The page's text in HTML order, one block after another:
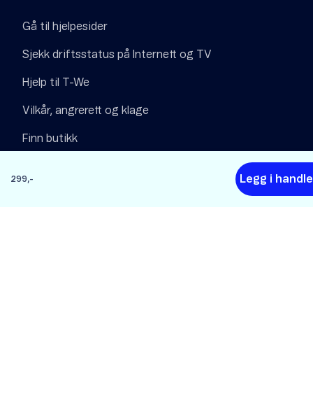
299,- Legg i
Gå til hjelpesider
Sjekk driftsstatus på Internett og TV
Hjelp til T-We
Vilkår, angrerett og klage
Finn butikk